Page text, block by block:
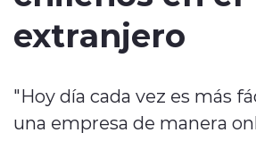
Internacional
Entrevistas
extranjero
"Hoy día cada vez es más
una empresa de manera